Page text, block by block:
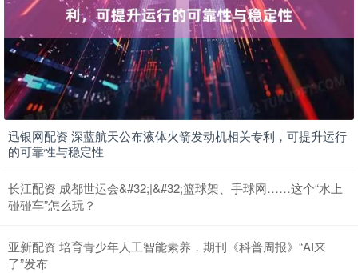
迅银网配资 深蓝航天公布液体火箭发动机相关专利，可提升运行
的可靠性与稳定性
长江配资 成都世运会&#32;|&#32;篮球架、手球网……这个“水上
碰碰车”怎么玩？
亚新配资 培育青少年人工智能素养，期刊《科普周报》“AI来
了”发布